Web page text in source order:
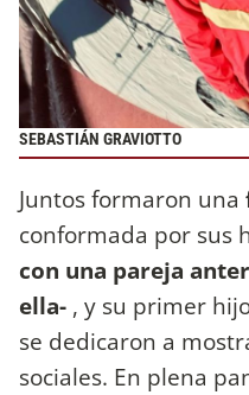
SEBASTIÁN GRAVIOTTO
Juntos formaron una
conformada por sus
con una pareja
ella- , y su primer
se dedicaron a
sociales. En plena